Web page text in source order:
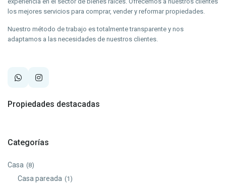
los mejores servicios para comprar, vender y reformar propiedades.
Nuestro método de trabajo es totalmente transparente y nos
adaptamos a las necesidades de nuestros clientes.
Propiedades destacadas
Categorías
Casa (8)
Casa pareada (1)